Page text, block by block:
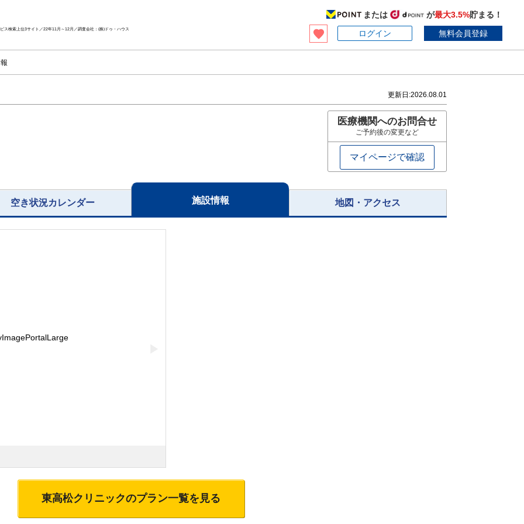
検索上位3サイト／22年11月～12月／調査会社：(株)ドゥ・ハウス
または が最大3.5%貯まる！
ログイン
無料会員登録
更新日:2026.08.01
医療機関へのお問合せ
ご予約後の変更など
マイページで確認
空き状況カレンダー 施設情報 地図・アクセス
東高松クリニックのプラン一覧を見る